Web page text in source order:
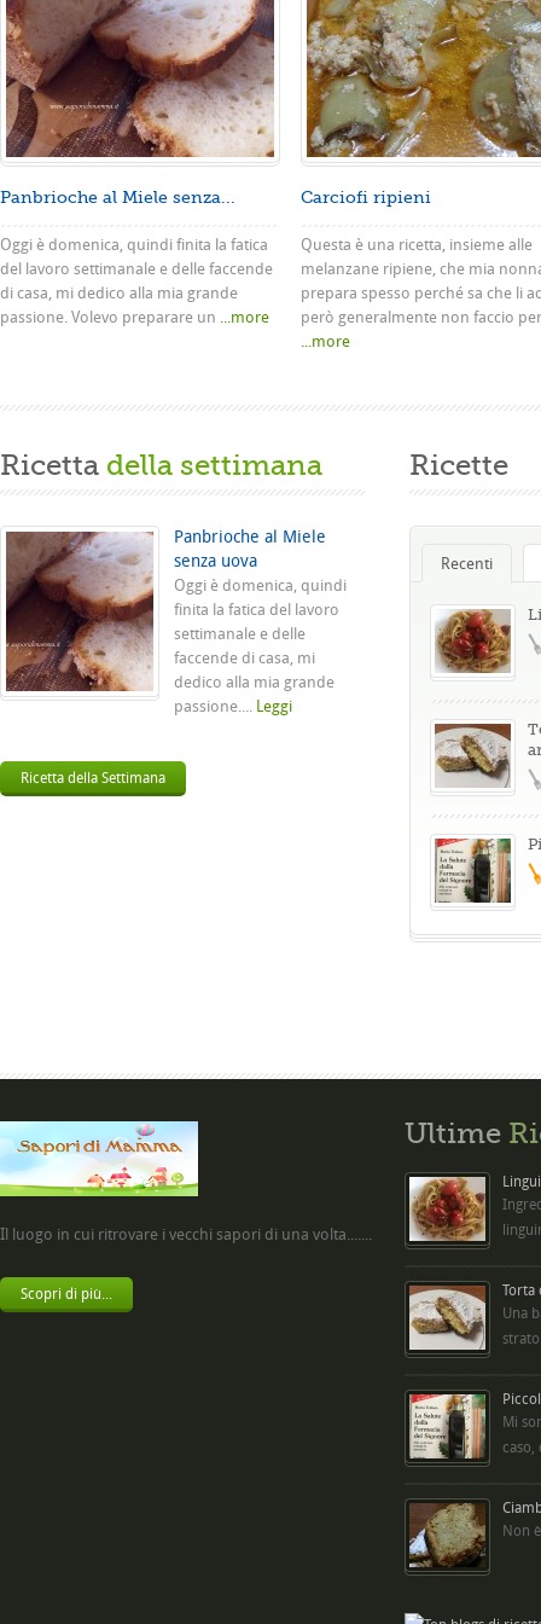
Panbrioche al Miele senza...
Oggi è domenica, quindi finita la fatica
del lavoro settimanale e delle faccende
di casa, mi dedico alla mia grande
passione. Volevo preparare un ...more
Carciofi ripieni
Questa è una ricetta, insieme alle
melanzane ripiene, che mia
prepara spesso perché sa che li
però generalmente non faccio
...more
Ricetta della settimana
Panbrioche al Miele
senza uova
Oggi è domenica, quindi
finita la fatica del lavoro
settimanale e delle
faccende di casa, mi
dedico alla mia grande
passione.... Leggi
Ricetta della Settimana
Ricette
Recenti
Il luogo in cui ritrovare i vecchi sapori di una volta.......
Scopri di più...
Ultime
Torta
Una
Mi
caso,
Non